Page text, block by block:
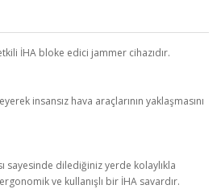
İHA bloke edici jammer cihazıdır.
insansız hava araçlarının yaklaşmasını
sayesinde dilediğiniz yerde kolaylıkla
ve kullanışlı bir İHA savardır.